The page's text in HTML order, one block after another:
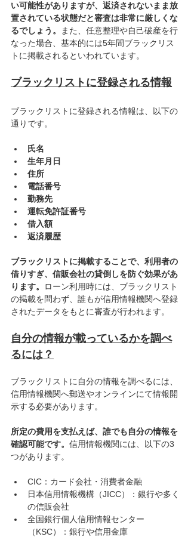
い可能性がありますが、返済されないまま放
置されている状態だと審査は非常に厳しくな
るでしょう。
また、任意整理や自己破産を行
なった場合、基本的には5年間ブラックリス
トに掲載されるといわれています。
ブラックリストに登録される情報
ブラックリストに登録される情報は、以下の
通りです。
氏名
生年月日
住所
電話番号
勤務先
運転免許証番号
借入額
返済履歴
ブラックリストに掲載することで、利用者の
借りすぎ、信販会社の貸倒しを防ぐ効果があ
ります。
ローン利用時には、ブラックリスト
の掲載を問わず、誰もが信用情報機関へ登録
されたデータをもとに審査が行われます。
自分の情報が載っているかを調べ
るには？
ブラックリストに自分の情報を調べるには、
信用情報機関へ郵送やオンラインにて情報開
示する必要があります。
所定の費用を支払えば、誰でも自分の情報を
確認可能です。 信用情報機関には、以下の3
つがあります。
CIC：カード会社・消費者金融
日本信用情報機構（JICC）：銀行や多く
の信販会社
全国銀行個人信用情報センター
（KSC）：銀行や信用金庫